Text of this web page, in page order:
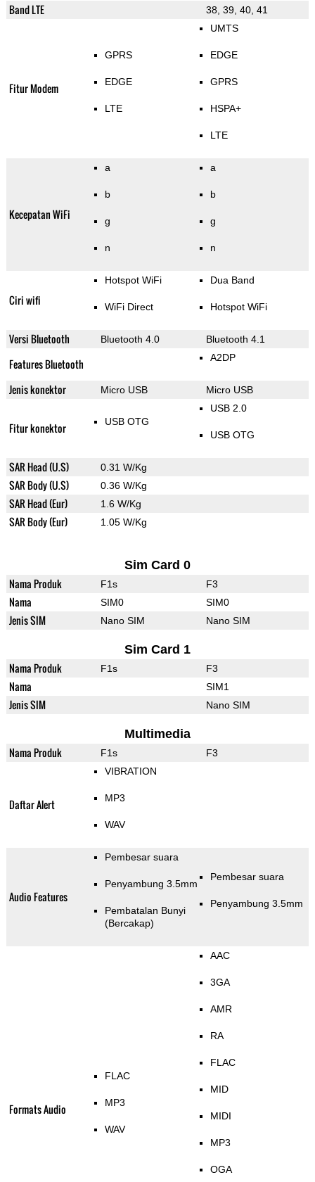
Band LTE 38, 39, 40, 41
Fitur Modem
GPRS
EDGE
LTE
UMTS
EDGE
GPRS
HSPA+
LTE
Kecepatan WiFi
a
b
g
n
a
b
g
n
Ciri wifi
Hotspot WiFi
WiFi Direct
Dua Band
Hotspot WiFi
Versi Bluetooth Bluetooth 4.0 Bluetooth 4.1
Features Bluetooth A2DP
Jenis konektor Micro USB Micro USB
Fitur konektor USB OTG
USB 2.0
USB OTG
SAR Head (U.S) 0.31 W/Kg
SAR Body (U.S) 0.36 W/Kg
SAR Head (Eur) 1.6 W/Kg
SAR Body (Eur) 1.05 W/Kg
Sim Card 0
Nama Produk F1s F3
Nama SIM0 SIM0
Jenis SIM Nano SIM Nano SIM
Sim Card 1
Nama Produk F1s F3
Nama SIM1
Jenis SIM Nano SIM
Multimedia
Nama Produk F1s F3
Daftar Alert
VIBRATION
MP3
WAV
Audio Features
Pembesar suara
Penyambung 3.5mm
Pembatalan Bunyi
(Bercakap)
Pembesar suara
Penyambung 3.5mm
Formats Audio
FLAC
MP3
WAV
AAC
3GA
AMR
RA
FLAC
MID
MIDI
MP3
OGA